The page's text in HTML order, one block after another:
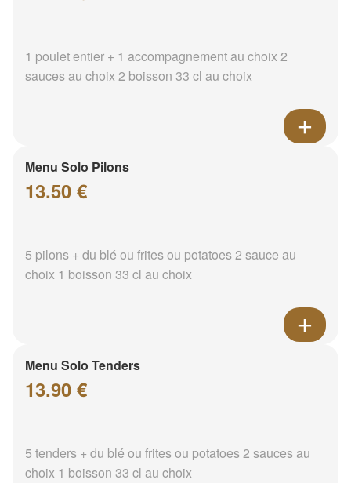
1 poulet entier + 1 accompagnement au choix 2
sauces au choix 2 boisson 33 cl au choix
Menu Solo Pilons
13.50 €
5 pilons + du blé ou frites ou potatoes 2 sauce au
choix 1 boisson 33 cl au choix
Menu Solo Tenders
13.90 €
5 tenders + du blé ou frites ou potatoes 2 sauces au
choix 1 boisson 33 cl au choix